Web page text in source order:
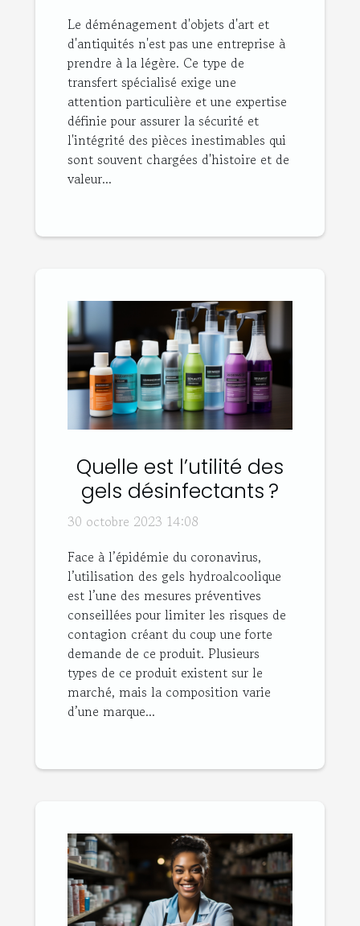
Le déménagement d'objets d'art et
d'antiquités n'est pas une entreprise à
prendre à la légère. Ce type de
transfert spécialisé exige une
attention particulière et une expertise
définie pour assurer la sécurité et
l'intégrité des pièces inestimables qui
sont souvent chargées d'histoire et de
valeur...
Quelle est l’utilité des
gels désinfectants ?
30 octobre 2023 14:08
Face à l’épidémie du coronavirus,
l’utilisation des gels hydroalcoolique
est l’une des mesures préventives
conseillées pour limiter les risques de
contagion créant du coup une forte
demande de ce produit. Plusieurs
types de ce produit existent sur le
marché, mais la composition varie
d’une marque...